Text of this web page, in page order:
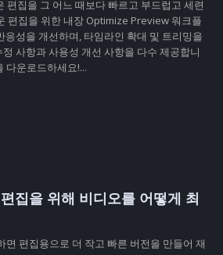
편집을 그 어느 때보다 빠르고 부드럽고 세련
편집을 위한 내장 Optimize Preview 워크플
응성을 개선하며, 타임라인 확대 및 트리밍을
사항과 사용성 개선 사항을 다수 제공합니
다운로드하세요!...
집을 위해 비디오를 어떻게 최
면 편집용으로 더 작고 빠른 버전을 만들어 재